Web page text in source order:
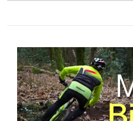
MöVI BikefromMehdi Mediaon